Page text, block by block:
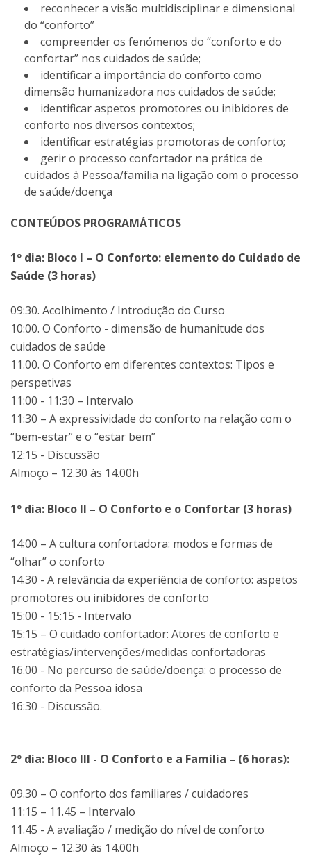
reconhecer a visão multidisciplinar e dimensional
do “conforto”
compreender os fenómenos do “conforto e do
confortar” nos cuidados de saúde;
identificar a importância do conforto como
dimensão humanizadora nos cuidados de saúde;
identificar aspetos promotores ou inibidores de
conforto nos diversos contextos;
identificar estratégias promotoras de conforto;
gerir o processo confortador na prática de
cuidados à Pessoa/família na ligação com o processo
de saúde/doença
CONTEÚDOS PROGRAMÁTICOS
1º dia: Bloco I – O Conforto: elemento do Cuidado de
Saúde (3 horas)
09:30. Acolhimento / Introdução do Curso
10:00. O Conforto - dimensão de humanitude dos
cuidados de saúde
11.00. O Conforto em diferentes contextos: Tipos e
perspetivas
11:00 - 11:30 – Intervalo
11:30 – A expressividade do conforto na relação com o
“bem-estar” e o “estar bem”
12:15 - Discussão
Almoço – 12.30 às 14.00h
1º dia: Bloco II – O Conforto e o Confortar (3 horas)
14:00 – A cultura confortadora: modos e formas de
“olhar” o conforto
14.30 - A relevância da experiência de conforto: aspetos
promotores ou inibidores de conforto
15:00 - 15:15 - Intervalo
15:15 – O cuidado confortador: Atores de conforto e
estratégias/intervenções/medidas confortadoras
16.00 - No percurso de saúde/doença: o processo de
conforto da Pessoa idosa
16:30 - Discussão.
2º dia: Bloco III - O Conforto e a Família – (6 horas):
09.30 – O conforto dos familiares / cuidadores
11:15 – 11.45 – Intervalo
11.45 - A avaliação / medição do nível de conforto
Almoço – 12.30 às 14.00h